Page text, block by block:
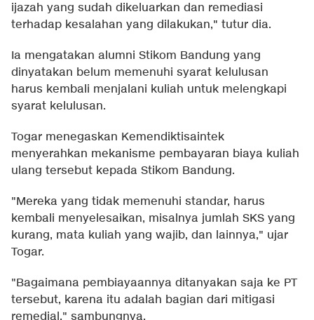
ijazah yang sudah dikeluarkan dan remediasi
terhadap kesalahan yang dilakukan," tutur dia.
Ia mengatakan alumni Stikom Bandung yang
dinyatakan belum memenuhi syarat kelulusan
harus kembali menjalani kuliah untuk melengkapi
syarat kelulusan.
Togar menegaskan Kemendiktisaintek
menyerahkan mekanisme pembayaran biaya kuliah
ulang tersebut kepada Stikom Bandung.
"Mereka yang tidak memenuhi standar, harus
kembali menyelesaikan, misalnya jumlah SKS yang
kurang, mata kuliah yang wajib, dan lainnya," ujar
Togar.
"Bagaimana pembiayaannya ditanyakan saja ke PT
tersebut, karena itu adalah bagian dari mitigasi
remedial," sambungnya.